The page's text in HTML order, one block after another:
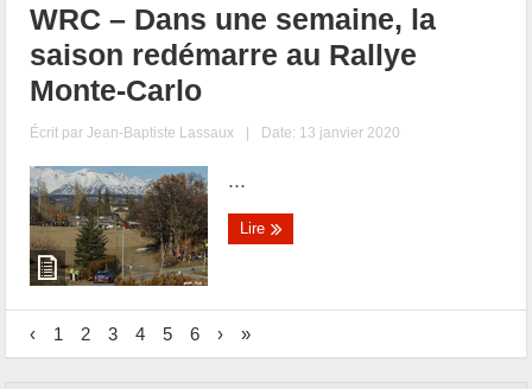
WRC – Dans une semaine, la
saison redémarre au Rallye
Monte-Carlo
Écrit parJean-Baptiste Lassaux | Date: 13 janvier 2020
...
Lire
‹ 1 2 3 4 5 6 › »